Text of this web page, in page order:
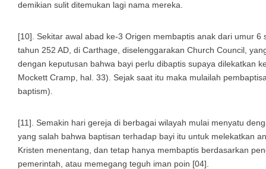
demikian sulit ditemukan lagi nama mereka.
[10]. Sekitar awal abad ke-3 Origen membaptis anak dari umur
tahun 252 AD, di Carthage, diselenggarakan Church Council,
dengan keputusan bahwa bayi perlu dibaptis supaya dilekatkan
Mockett Cramp, hal. 33). Sejak saat itu maka mulailah
baptism).
[11]. Semakin hari gereja di berbagai wilayah mulai menyatu
yang salah bahwa baptisan terhadap bayi itu untuk melekatkan
Kristen menentang, dan tetap hanya membaptis berdasarkan
pemerintah, atau memegang teguh iman poin [04].